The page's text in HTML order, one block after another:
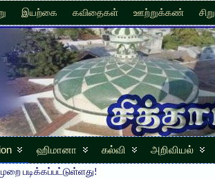
இயற்கை கவிதைகள் ஊற்றுக்கண்
ஹிமானா கல்வி அறிவியல்
படிக்கப்பட்டுள்ளது!